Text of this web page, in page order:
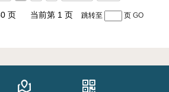
页 当前第 1 页 跳转至 页 GO